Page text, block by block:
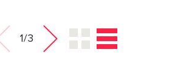
1/3